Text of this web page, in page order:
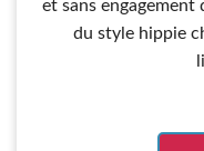
et sans
du style hippie